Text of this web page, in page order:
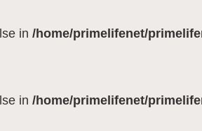
in /home/primelifenet/
in /home/primelifenet/